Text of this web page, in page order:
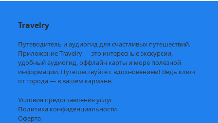
Travelry
Путеводитель и аудиогид для счастливых путешествий.
Приложение Travelry — это интересные экскурсии,
удобный аудиогид, оффлайн карты и море полезной
информации. Путешествуйте с вдохновением! Ведь ключ
от города — в вашем кармане.
Условия предоставления услуг
Политика конфиденциальности
Оферта